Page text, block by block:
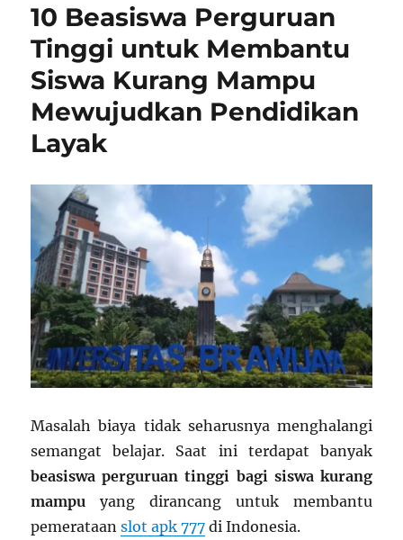
Mendukung
Berprestasi
Indonesia
10 Beasiswa Perguruan
Tinggi untuk Membantu
Siswa Kurang Mampu
Mewujudkan Pendidikan
Layak
Masalah biaya tidak seharusnya menghalangi
semangat belajar. Saat ini terdapat banyak
beasiswa perguruan tinggi bagi siswa kurang
mampu yang dirancang untuk membantu
pemerataanslot apk 777 di Indonesia.